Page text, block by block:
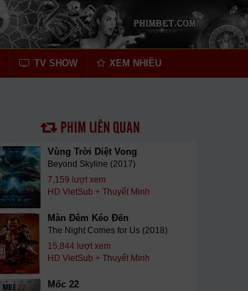
TV SHOW XEM NHIỀU
PHIM LIÊN QUAN
Vùng Trời Diệt Vong
Beyond Skyline (2017)
7,159 lượt xem
HD VietSub + Thuyết Minh
Màn Đêm Kéo Đến
The Night Comes for Us (2018)
15,844 lượt xem
HD VietSub + Thuyết Minh
Mốc 22